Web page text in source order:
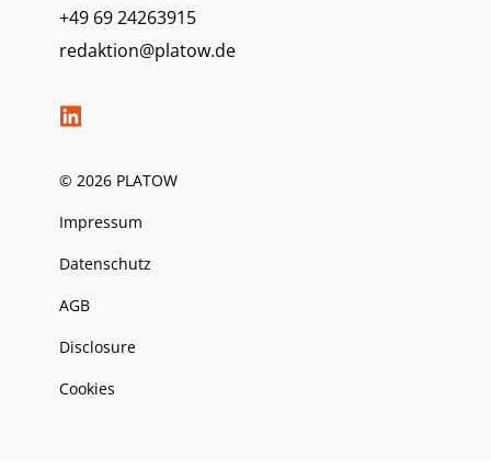
+49 69 24263915
redaktion@platow.de
© 2026 PLATOW
Impressum
Datenschutz
AGB
Disclosure
Cookies